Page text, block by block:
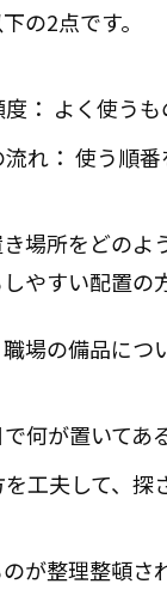
の2点です。
： よく使う
流れ： 使う順
場所をどのよ
やすい配置の
場の備品につ
で何が置いてあ
工夫して、探
が整理整頓さ